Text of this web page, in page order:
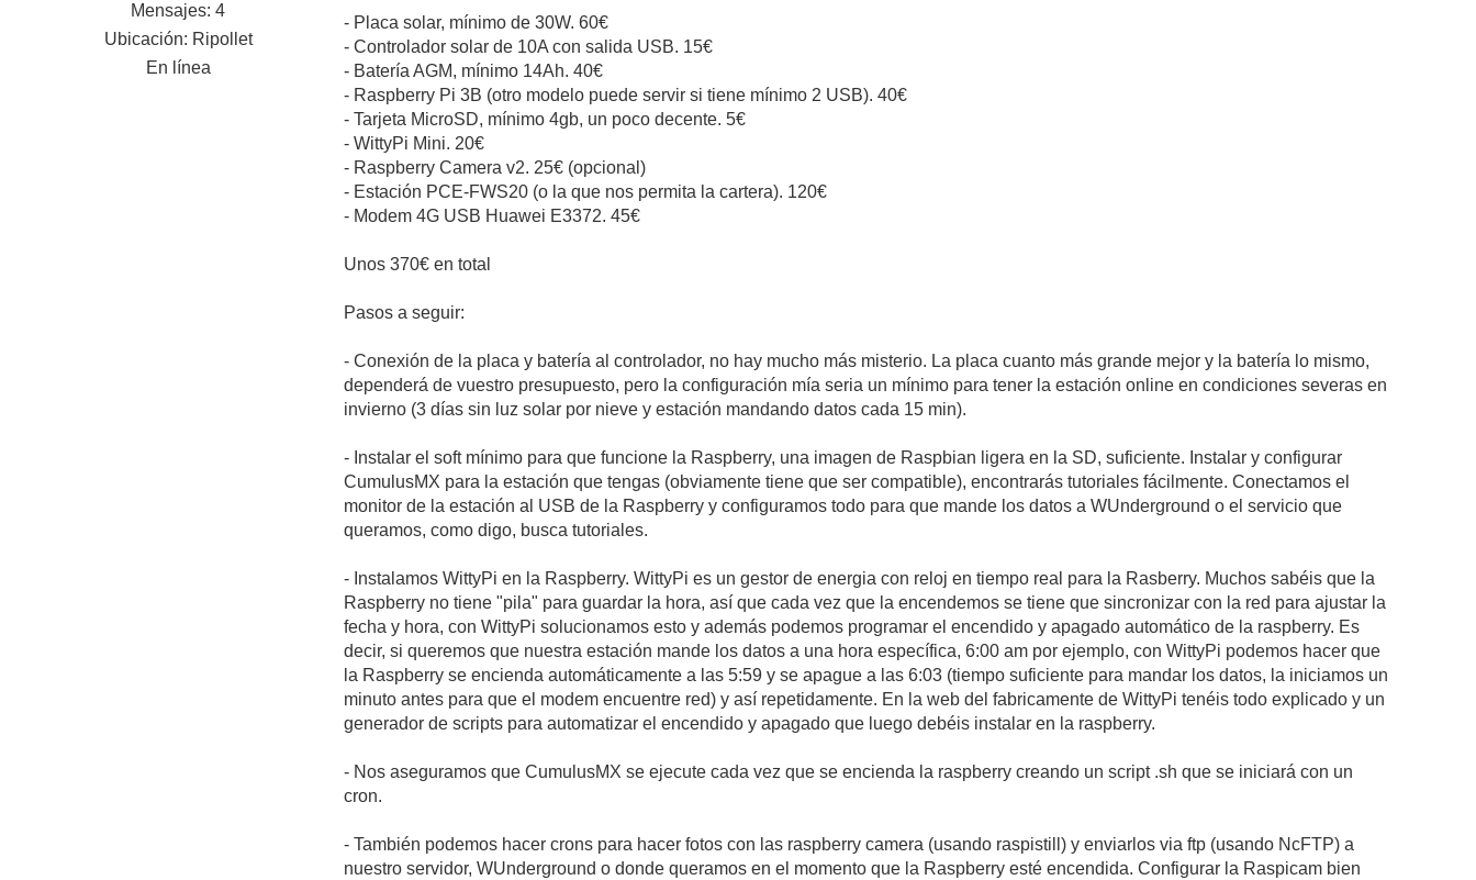
Mensajes: 4
Ubicación: Ripollet
En línea
- Placa solar, mínimo de 30W. 60€
- Controlador solar de 10A con salida USB. 15€
- Batería AGM, mínimo 14Ah. 40€
- Raspberry Pi 3B (otro modelo puede servir si tiene mínimo 2 USB). 40€
- Tarjeta MicroSD, mínimo 4gb, un poco decente. 5€
- WittyPi Mini. 20€
- Raspberry Camera v2. 25€ (opcional)
- Estación PCE-FWS20 (o la que nos permita la cartera). 120€
- Modem 4G USB Huawei E3372. 45€
Unos 370€ en total
Pasos a seguir:
- Conexión de la placa y batería al controlador, no hay mucho más misterio. La placa cuanto más grande mejor y la batería lo mismo,
dependerá de vuestro presupuesto, pero la configuración mía seria un mínimo para tener la estación online en condiciones severas en
invierno (3 días sin luz solar por nieve y estación mandando datos cada 15 min).
- Instalar el soft mínimo para que funcione la Raspberry, una imagen de Raspbian ligera en la SD, suficiente. Instalar y configurar
CumulusMX para la estación que tengas (obviamente tiene que ser compatible), encontrarás tutoriales fácilmente. Conectamos el
monitor de la estación al USB de la Raspberry y configuramos todo para que mande los datos a WUnderground o el servicio que
queramos, como digo, busca tutoriales.
- Instalamos WittyPi en la Raspberry. WittyPi es un gestor de energia con reloj en tiempo real para la Rasberry. Muchos sabéis que la
Raspberry no tiene "pila" para guardar la hora, así que cada vez que la encendemos se tiene que sincronizar con la red para ajustar la
fecha y hora, con WittyPi solucionamos esto y además podemos programar el encendido y apagado automático de la raspberry. Es
decir, si queremos que nuestra estación mande los datos a una hora específica, 6:00 am por ejemplo, con WittyPi podemos hacer que
la Raspberry se encienda automáticamente a las 5:59 y se apague a las 6:03 (tiempo suficiente para mandar los datos, la iniciamos un
minuto antes para que el modem encuentre red) y así repetidamente. En la web del fabricamente de WittyPi tenéis todo explicado y un
generador de scripts para automatizar el encendido y apagado que luego debéis instalar en la raspberry.
- Nos aseguramos que CumulusMX se ejecute cada vez que se encienda la raspberry creando un script .sh que se iniciará con un
cron.
- También podemos hacer crons para hacer fotos con las raspberry camera (usando raspistill) y enviarlos via ftp (usando NcFTP) a
nuestro servidor, WUnderground o donde queramos en el momento que la Raspberry esté encendida. Configurar la Raspicam bien